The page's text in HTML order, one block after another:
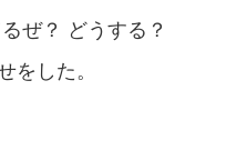
ぜ？ どうする？
をした。